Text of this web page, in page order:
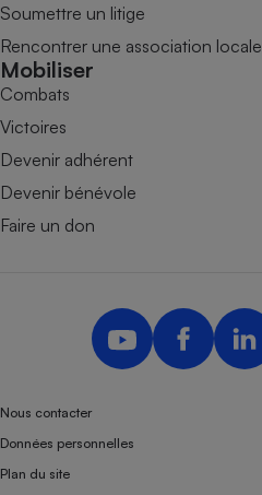
Soumettre un litige
Rencontrer une association locale
Mobiliser
Combats
Victoires
Devenir adhérent
Devenir bénévole
Faire un don
Nous contacter
Données personnelles
Plan du site